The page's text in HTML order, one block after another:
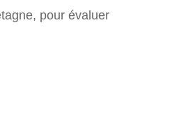
pour évaluer